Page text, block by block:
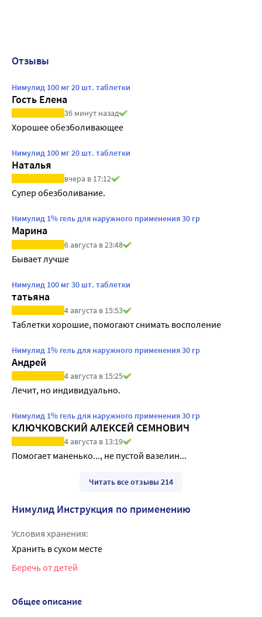
Отзывы
Нимулид 100 мг 20 шт. таблетки
Гость Елена
36 минут назад
Хорошее обезболивающее
Нимулид 100 мг 20 шт. таблетки
Наталья
вчера в 17:12
Супер обезболивание.
Нимулид 1% гель для наружного применения 30 гр
Марина
6 августа в 23:48
Бывает лучше
Нимулид 100 мг 30 шт. таблетки
татьяна
4 августа в 15:53
Таблетки хорошие, помогают снимать восполение
Нимулид 1% гель для наружного применения 30 гр
Андрей
4 августа в 15:25
Лечит, но индивидуально.
Нимулид 1% гель для наружного применения 30 гр
КЛЮЧКОВСКИЙ АЛЕКСЕЙ СЕМНОВИЧ
4 августа в 13:19
Помогает маненько..., не пустой вазелин...
Читать все отзывы 214
Нимулид Инструкция по применению
Условия хранения:
Хранить в сухом месте
Беречь от детей
Общее описание